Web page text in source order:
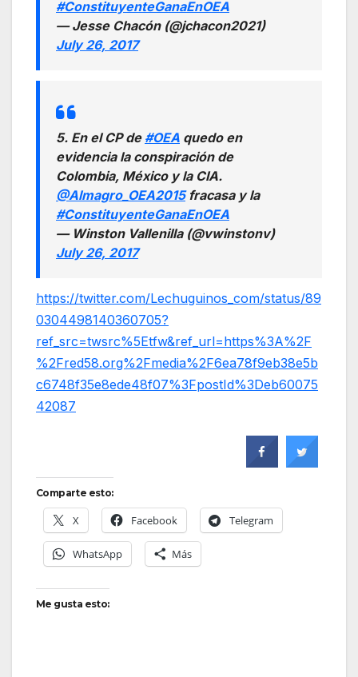
#ConstituyenteGanaEnOEA
— Jesse Chacón (@jchacon2021)
July 26, 2017
5. En el CP de #OEA quedo en
evidencia la conspiración de
Colombia, México y la CIA.
@Almagro_OEA2015fracasa y la
#ConstituyenteGanaEnOEA
— Winston Vallenilla (@vwinstonv)
July 26, 2017
https://twitter.com/Lechuguinos_com/status/89
0304498140360705?
ref_src=twsrc%5Etfw&ref_url=https%3A%2F
%2Fred58.org%2Fmedia%2F6ea78f9eb38e5b
c6748f35e8ede48f07%3FpostId%3Deb60075
42087
Comparte esto:
X Facebook Telegram
WhatsApp Más
Me gusta esto: